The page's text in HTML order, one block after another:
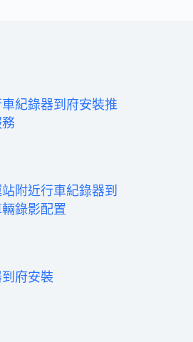
紀錄器到府安裝推
附近行車紀錄器到
錄影配置
府安裝